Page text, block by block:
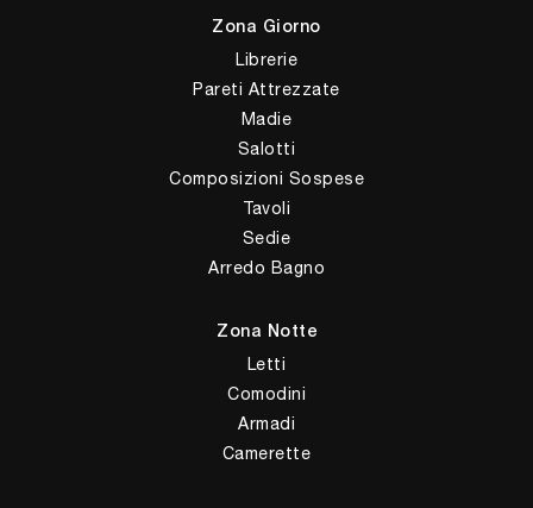
Zona Giorno
Librerie
Pareti Attrezzate
Madie
Salotti
Composizioni Sospese
Tavoli
Sedie
Arredo Bagno
Zona Notte
Letti
Comodini
Armadi
Camerette